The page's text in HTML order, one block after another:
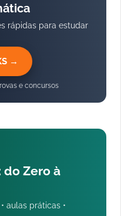
rápidas para estudar
→
e concursos
do Zero à
aulas práticas •